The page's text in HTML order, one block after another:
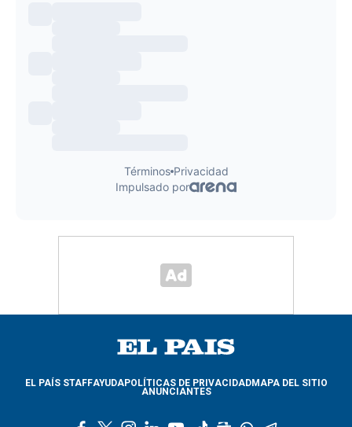
EL PAÍS STAFFAYUDAPOLÍTICAS DE PRIVACIDADMAPA DEL SITIO
ANUNCIANTES